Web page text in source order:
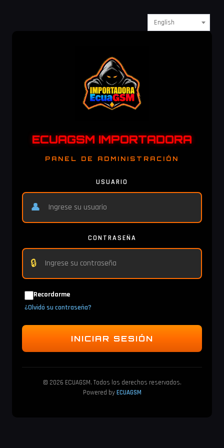
English
ECUAGSM IMPORTADORA
PANEL DE ADMINISTRACIÓN
USUARIO
👤
CONTRASEÑA
🔒
Recordarme
¿Olvidó su contraseña?
INICIAR SESIÓN
© 2026 ECUAGSM. Todos los derechos reservados.
Powered byECUAGSM